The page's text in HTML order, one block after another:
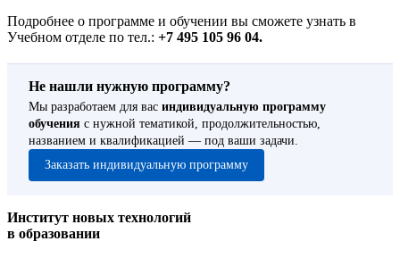
Подробнее о программе и обучении вы сможете узнать в
Учебном отделе по тел.: +7 495 105 96 04.
Не нашли нужную программу?
Мы разработаем для вас индивидуальную программу
обучения с нужной тематикой, продолжительностью,
названием и квалификацией — под ваши задачи.
Заказать индивидуальную программу
Институт новых технологий
в образовании